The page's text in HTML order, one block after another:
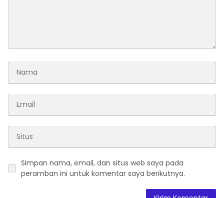
Simpan nama, email, dan situs web saya pada
peramban ini untuk komentar saya berikutnya.